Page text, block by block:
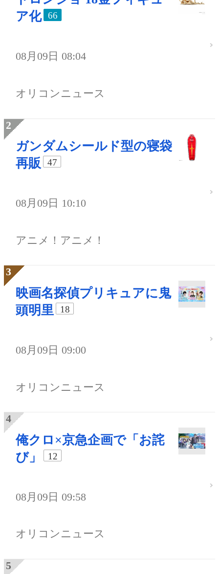
ア化
66
08月09日 08:04
オリコンニュース
ガンダムシールド型の寝袋
再販
47
08月09日 10:10
アニメ！アニメ！
映画名探偵プリキュアに鬼
頭明里
18
08月09日 09:00
オリコンニュース
俺クロ×京急企画で「お詫
び」
12
08月09日 09:58
オリコンニュース